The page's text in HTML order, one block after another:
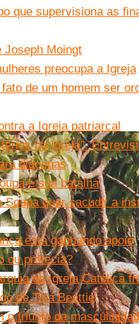
que supervisiona as
Joseph Moingt
preocupa a Igreja
de um homem ser
a Igreja patriarcal
na Igreja”.
diáconas
e sua batalha
Soupa quer sacudir a
está ganhando apoio
ou profecia?
da Igreja Católica
de Tina Beattie
o triunfo da